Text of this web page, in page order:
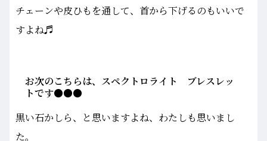
チェーンや皮ひもを通して、首から下げるのもいいで
すよね♬
お次のこちらは、スペクトロライト ブレスレッ
トです●●●
黒い石かしら、と思いますよね、わたしも思いまし
た。